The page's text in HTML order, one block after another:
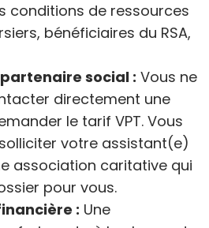
conditions de ressources
bénéficiaires du RSA,
social : Vous ne
directement une
le tarif VPT. Vous
votre assistant(e)
association caritative qui
pour vous.
: Une